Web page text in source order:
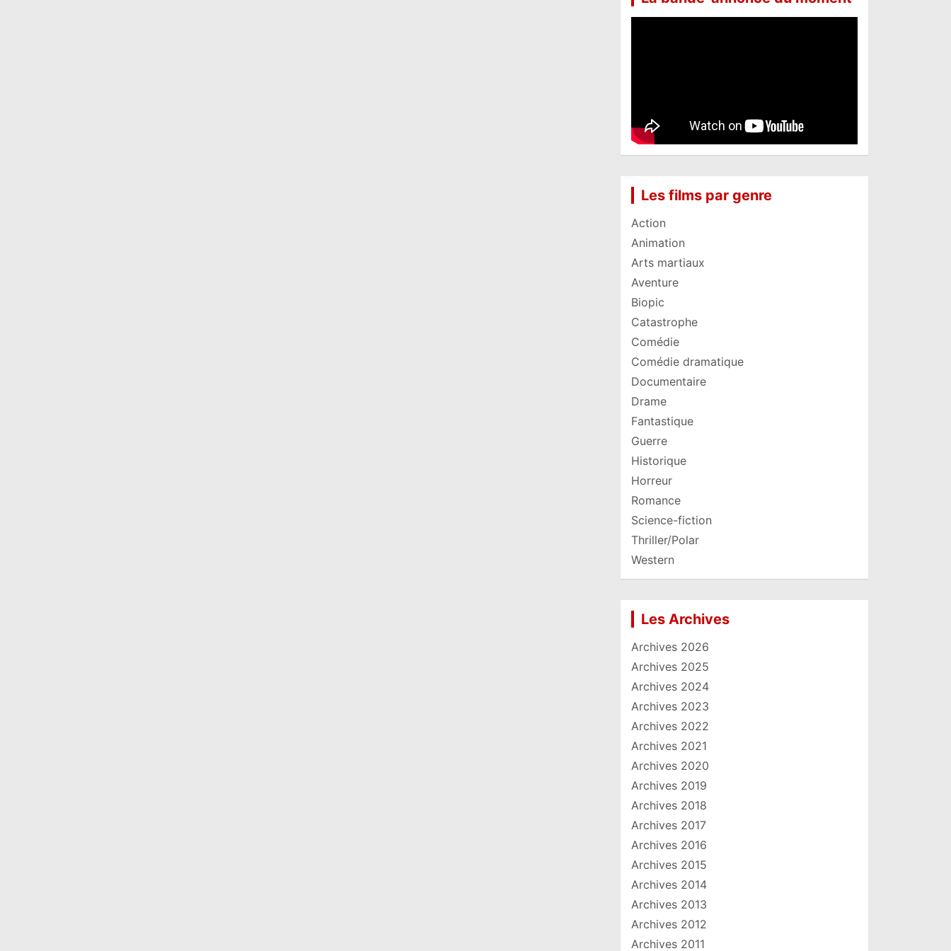
Les films par genre
Action
Animation
Arts martiaux
Aventure
Biopic
Catastrophe
Comédie
Comédie dramatique
Documentaire
Drame
Fantastique
Guerre
Historique
Horreur
Romance
Science-fiction
Thriller/Polar
Western
Les Archives
Archives 2026
Archives 2025
Archives 2024
Archives 2023
Archives 2022
Archives 2021
Archives 2020
Archives 2019
Archives 2018
Archives 2017
Archives 2016
Archives 2015
Archives 2014
Archives 2013
Archives 2012
Archives 2011